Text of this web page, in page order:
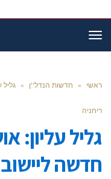
תפריט
ראשי » חדשות הנדל''ן »
ריחניה
גליל עליון:
חדשה